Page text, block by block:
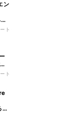
ン
ト
むト